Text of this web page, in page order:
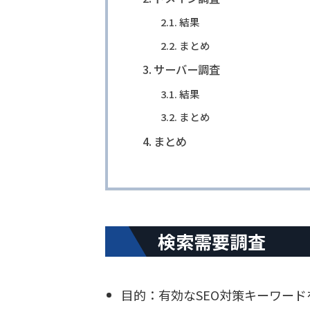
結果
まとめ
サーバー調査
結果
まとめ
まとめ
検索需要調査
目的：有効なSEO対策キーワー